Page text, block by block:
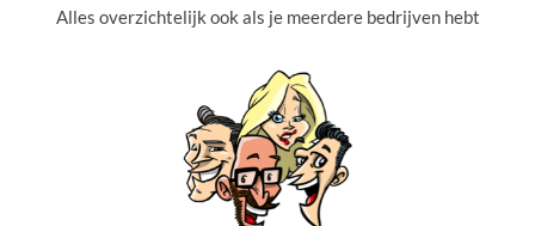
Alles overzichtelijk ook als je meerdere bedrijven hebt